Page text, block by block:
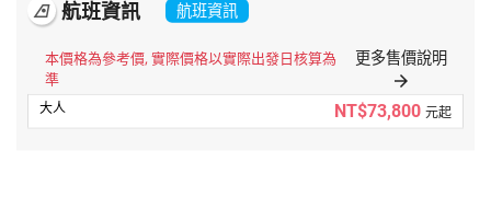
airlines 航班資訊 航班資訊
本價格為參考價, 實際價格以實際出發日核算為
準
更多售價說明
arrow_forward
NT$73,800 元起